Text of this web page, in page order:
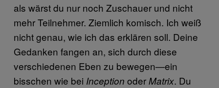
als wärst du nur noch Zuschauer und nicht
mehr Teilnehmer. Ziemlich komisch. Ich weiß
nicht genau, wie ich das erklären soll. Deine
Gedanken fangen an, sich durch diese
verschiedenen Eben zu bewegen—ein
bisschen wie bei Inception oderMatrix. Du